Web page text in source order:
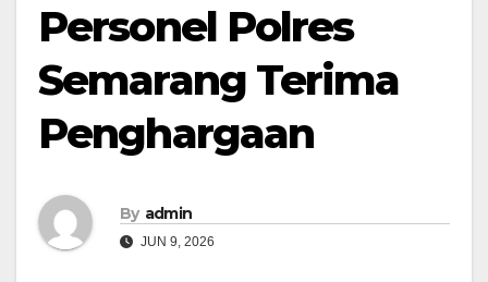
Personel Polres
Semarang Terima
Penghargaan
By admin
JUN 9, 2026